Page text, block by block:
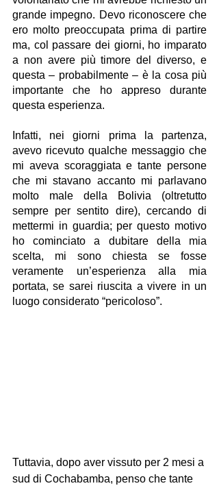
grande impegno. Devo riconoscere che
ero molto preoccupata prima di partire
ma, col passare dei giorni, ho imparato
a non avere più timore del diverso, e
questa – probabilmente – è la cosa più
importante che ho appreso durante
questa esperienza.
Infatti, nei giorni prima la partenza,
avevo ricevuto qualche messaggio che
mi aveva scoraggiata e tante persone
che mi stavano accanto mi parlavano
molto male della Bolivia (oltretutto
sempre per sentito dire), cercando di
mettermi in guardia; per questo motivo
ho cominciato a dubitare della mia
scelta, mi sono chiesta se fosse
veramente un’esperienza alla mia
portata, se sarei riuscita a vivere in un
luogo considerato “pericoloso”.
Tuttavia, dopo aver vissuto per 2 mesi a
sud di Cochabamba, penso che tante